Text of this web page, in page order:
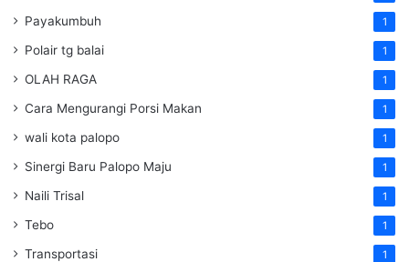
Payakumbuh 1
Polair tg balai 1
OLAH RAGA 1
Cara Mengurangi Porsi Makan 1
wali kota palopo 1
Sinergi Baru Palopo Maju 1
Naili Trisal 1
Tebo 1
Transportasi 1